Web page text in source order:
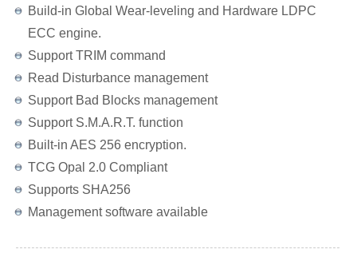
Build-in Global Wear-leveling and Hardware LDPC
ECC engine.
Support TRIM command
Read Disturbance management
Support Bad Blocks management
Support S.M.A.R.T. function
Built-in AES 256 encryption.
TCG Opal 2.0 Compliant
Supports SHA256
Management software available